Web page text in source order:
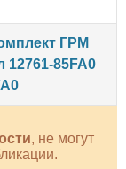
ГРМ
12761-85FA0
, не могут